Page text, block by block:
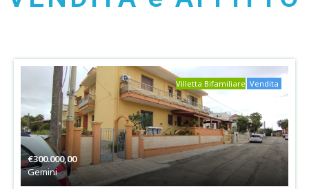
€85.000,00
Tuglie
Vendita
Immobile Storico con volte a stella